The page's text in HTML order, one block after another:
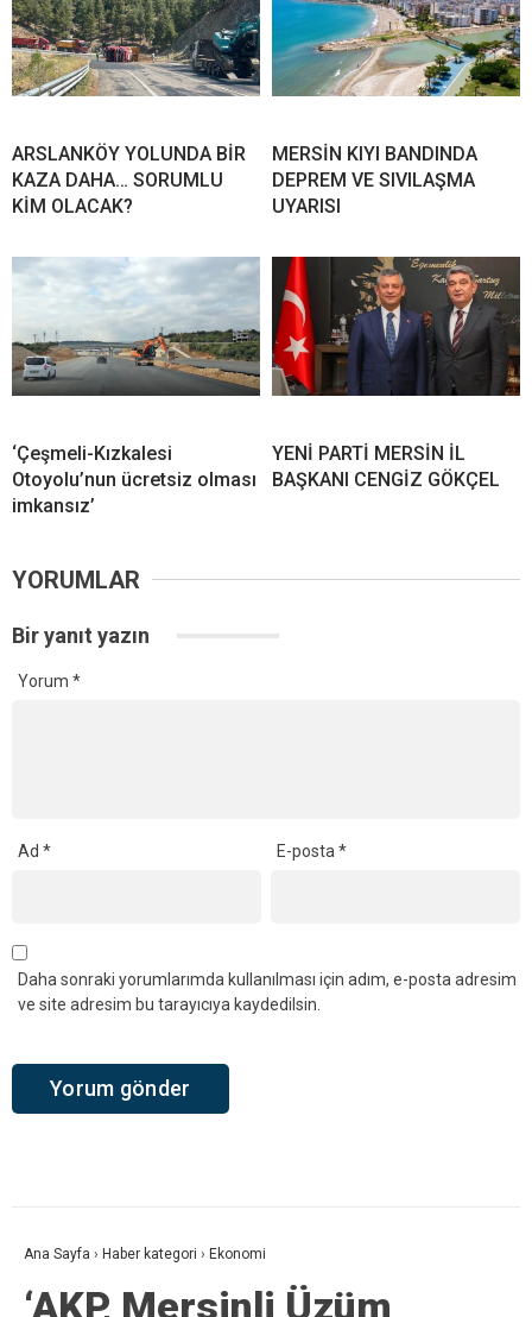
ARSLANKÖY YOLUNDA BİR
KAZA DAHA… SORUMLU
KİM OLACAK?
MERSİN KIYI BANDINDA
DEPREM VE SIVILAŞMA
UYARISI
‘Çeşmeli-Kızkalesi
Otoyolu’nun ücretsiz olması
imkansız’
YENİ PARTİ MERSİN İL
BAŞKANI CENGİZ GÖKÇEL
YORUMLAR
Bir yanıt yazın
Yorum *
Ad * E-posta*
Daha sonraki yorumlarımda kullanılması için adım, e-posta adresim
ve site adresim bu tarayıcıya kaydedilsin.
Ana Sayfa › Haber kategori › Ekonomi
‘AKP, Mersinli Üzüm